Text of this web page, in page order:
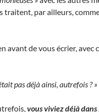
traitent, par ailleurs,
avant de vous écrier, avec
pas déjà ainsi, autrefois ? »
vous viviez déjà